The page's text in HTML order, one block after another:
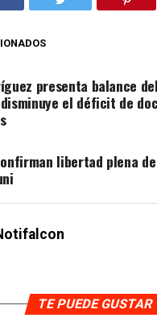
presenta balance
el déficit de
libertad plena
TE PUEDE GUSTAR